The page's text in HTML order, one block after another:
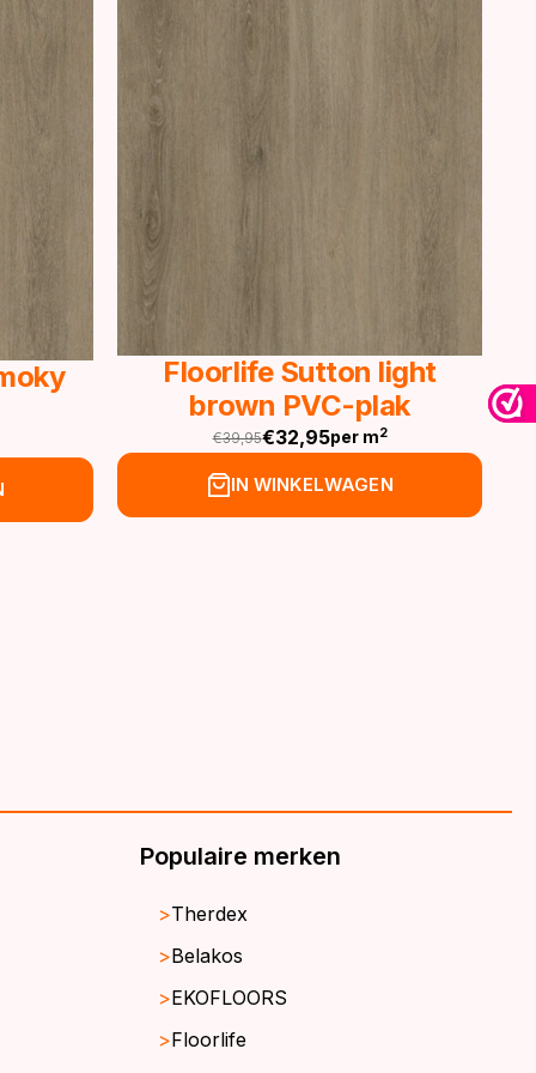
Floorlife Sutton light
brown PVC-plak
€39,95
Oorspronkelijke
prijs
€32,95
Huidige
prijs
per m2
IN WINKELWAGEN
Populaire merken
Therdex
Belakos
EKOFLOORS
Floorlife